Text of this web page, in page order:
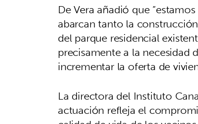
De Vera añadió que
abarcan tanto la
del parque residencial
precisamente a la necesidad
incrementar la oferta de
La directora del Instituto
actuación refleja el